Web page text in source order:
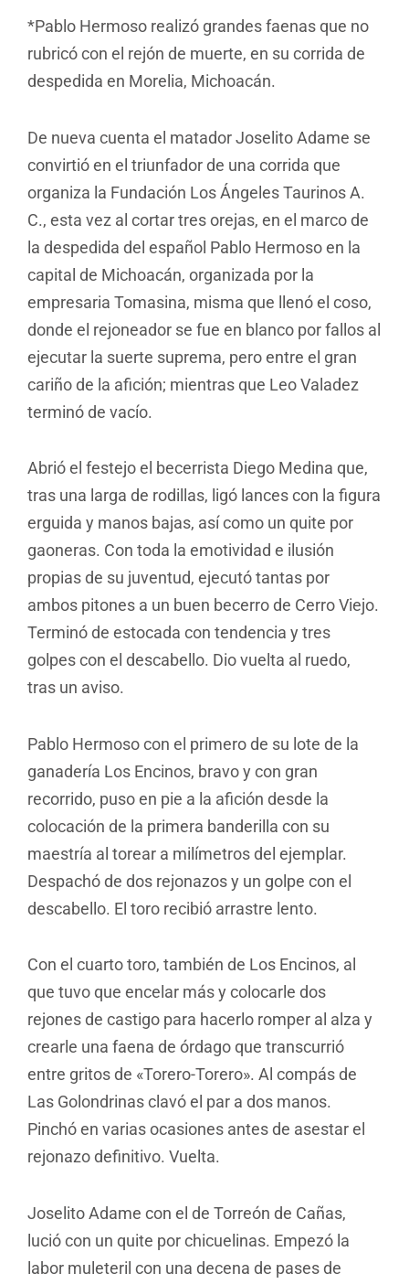
*Pablo Hermoso realizó grandes faenas que no
rubricó con el rejón de muerte, en su corrida de
despedida en Morelia, Michoacán.
De nueva cuenta el matador Joselito Adame se
convirtió en el triunfador de una corrida que
organiza la Fundación Los Ángeles Taurinos A.
C., esta vez al cortar tres orejas, en el marco de
la despedida del español Pablo Hermoso en la
capital de Michoacán, organizada por la
empresaria Tomasina, misma que llenó el coso,
donde el rejoneador se fue en blanco por fallos al
ejecutar la suerte suprema, pero entre el gran
cariño de la afición; mientras que Leo Valadez
terminó de vacío.
Abrió el festejo el becerrista Diego Medina que,
tras una larga de rodillas, ligó lances con la figura
erguida y manos bajas, así como un quite por
gaoneras. Con toda la emotividad e ilusión
propias de su juventud, ejecutó tantas por
ambos pitones a un buen becerro de Cerro Viejo.
Terminó de estocada con tendencia y tres
golpes con el descabello. Dio vuelta al ruedo,
tras un aviso.
Pablo Hermoso con el primero de su lote de la
ganadería Los Encinos, bravo y con gran
recorrido, puso en pie a la afición desde la
colocación de la primera banderilla con su
maestría al torear a milímetros del ejemplar.
Despachó de dos rejonazos y un golpe con el
descabello. El toro recibió arrastre lento.
Con el cuarto toro, también de Los Encinos, al
que tuvo que encelar más y colocarle dos
rejones de castigo para hacerlo romper al alza y
crearle una faena de órdago que transcurrió
entre gritos de «Torero-Torero». Al compás de
Las Golondrinas clavó el par a dos manos.
Pinchó en varias ocasiones antes de asestar el
rejonazo definitivo. Vuelta.
Joselito Adame con el de Torreón de Cañas,
lució con un quite por chicuelinas. Empezó la
labor muleteril con una decena de pases de